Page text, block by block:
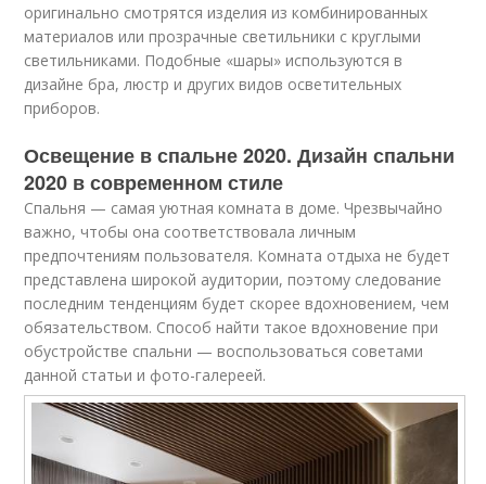
оригинально смотрятся изделия из комбинированных
материалов или прозрачные светильники с круглыми
светильниками. Подобные «шары» используются в
дизайне бра, люстр и других видов осветительных
приборов.
Освещение в спальне 2020. Дизайн спальни
2020 в современном стиле
Спальня — самая уютная комната в доме. Чрезвычайно
важно, чтобы она соответствовала личным
предпочтениям пользователя. Комната отдыха не будет
представлена широкой аудитории, поэтому следование
последним тенденциям будет скорее вдохновением, чем
обязательством. Способ найти такое вдохновение при
обустройстве спальни — воспользоваться советами
данной статьи и фото-галереей.